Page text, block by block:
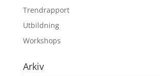
Trendrapport
Utbildning
Workshops
Arkiv